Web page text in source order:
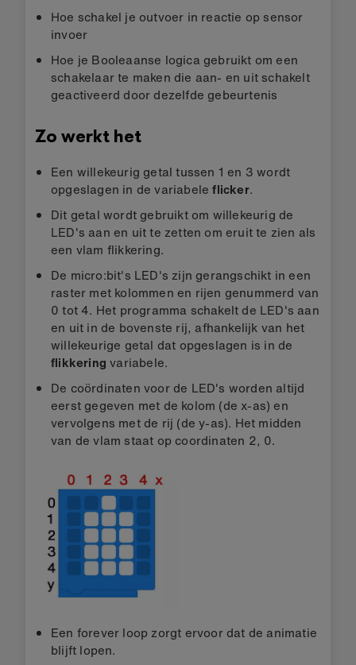
Hoe schakel je outvoer in reactie op sensor
invoer
Hoe je Booleaanse logica gebruikt om een
schakelaar te maken die aan- en uit schakelt
geactiveerd door dezelfde gebeurtenis
Zo werkt het
Een willekeurig getal tussen 1 en 3 wordt
opgeslagen in de variabeleflicker.
Dit getal wordt gebruikt om willekeurig de
LED's aan en uit te zetten om eruit te zien als
een vlam flikkering.
De micro:bit's LED's zijn gerangschikt in een
raster met kolommen en rijen genummerd van
0 tot 4. Het programma schakelt de LED's aan
en uit in de bovenste rij, afhankelijk van het
willekeurige getal dat opgeslagen is in de
flikkering variabele.
De coördinaten voor de LED's worden altijd
eerst gegeven met de kolom (de x-as) en
vervolgens met de rij (de y-as). Het midden
van de vlam staat op coordinaten 2, 0.
Een forever loop zorgt ervoor dat de animatie
blijft lopen.